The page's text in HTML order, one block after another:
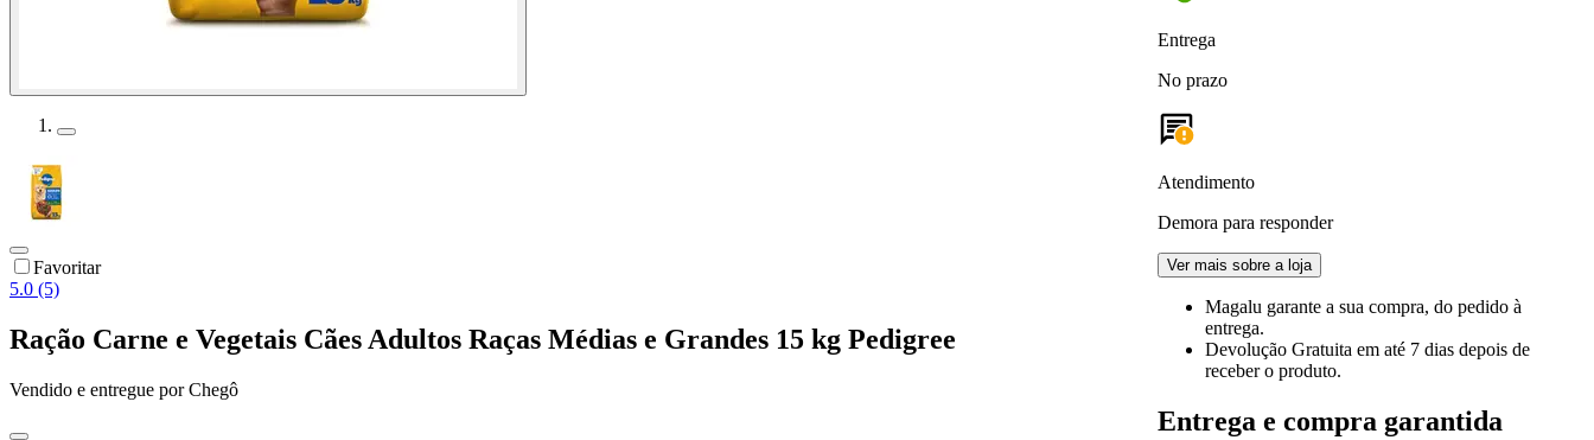
Favoritar
5.0 (5)
Ração Carne e Vegetais Cães Adultos Raças Médias e Grandes 15 kg Pedigree
Vendido e entregue por Chegô
Entrega
No prazo
Atendimento
Demora para responder
Ver mais sobre a loja
Magalu garante a sua compra, do pedido à
entrega.
Devolução Gratuita em até 7 dias depois de
receber o produto.
Entrega e compra garantida